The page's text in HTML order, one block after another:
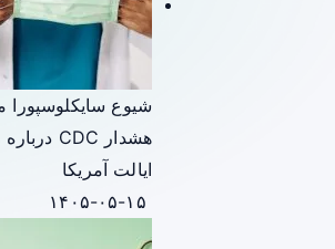
شیوع سایکلوسپورا
ایالت آمریکا